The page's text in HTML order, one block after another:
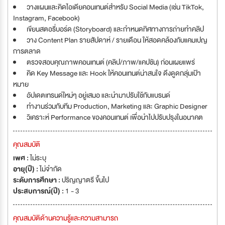
วางแผนและคิดไอเดียคอนเทนต์สำหรับ Social Media (เช่น TikTok,
Instagram, Facebook)
เขียนสตอรี่บอร์ด (Storyboard) และกำหนดทิศทางการถ่ายทำคลิป
วาง Content Plan รายสัปดาห์ / รายเดือน ให้สอดคล้องกับแคมเปญ
การตลาด
ตรวจสอบคุณภาพคอนเทนต์ (คลิป/ภาพ/แคปชัน) ก่อนเผยแพร่
คิด Key Message และ Hook ให้คอนเทนต์น่าสนใจ ดึงดูดกลุ่มเป้า
หมาย
อัปเดตเทรนด์ใหม่ๆ อยู่เสมอ และนำมาปรับใช้กับแบรนด์
ทำงานร่วมกับทีม Production, Marketing และ Graphic Designer
วิเคราะห์ Performance ของคอนเทนต์ เพื่อนำไปปรับปรุงในอนาคต
คุณสมบัติ
เพศ :ไม่ระบุ
อายุ(ปี) :ไม่จำกัด
ระดับการศึกษา :ปริญญาตรี ขึ้นไป
ประสบการณ์(ปี) : 1 - 3
คุณสมบัติด้านความรู้และความสามารถ